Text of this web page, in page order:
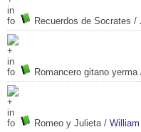
Recuerdos de Socrates /
Romancero gitano yerma
Romeo y Julieta /